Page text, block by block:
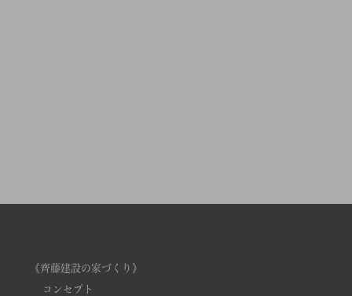
《齊藤建設の家づくり》
コンセプト